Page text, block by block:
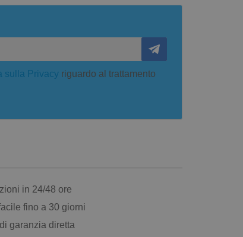
sulla Privacy riguardo al trattamento
in 24/48 ore
fino a 30 giorni
garanzia diretta